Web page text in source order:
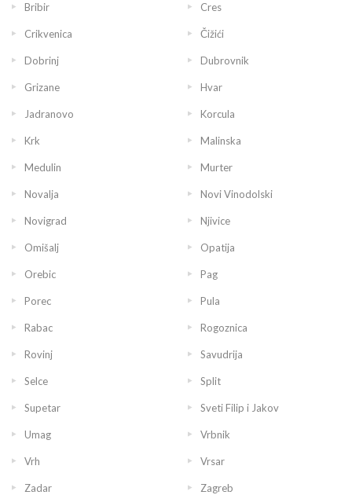
Bribir Cres
Crikvenica Čižići
Dobrinj Dubrovnik
Grizane Hvar
Jadranovo Korcula
Krk Malinska
Medulin Murter
Novalja Novi Vinodolski
Novigrad Njivice
Omišalj Opatija
Orebic Pag
Porec Pula
Rabac Rogoznica
Rovinj Savudrija
Selce Split
Supetar Sveti Filip i Jakov
Umag Vrbnik
Vrh Vrsar
Zadar Zagreb